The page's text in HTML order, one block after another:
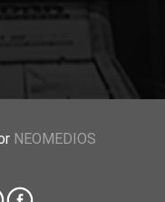
NEOMEDIOS